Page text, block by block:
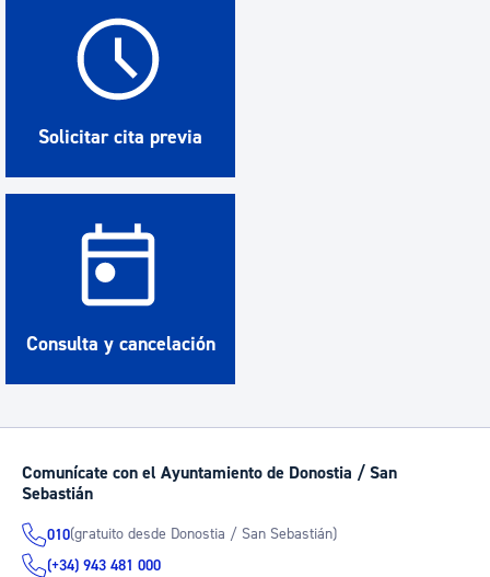
Solicitar cita previa
Consulta y cancelación
Comunícate con el Ayuntamiento de Donostia / San
Sebastián
010(gratuito desde Donostia / San Sebastián)
(+34) 943 481 000